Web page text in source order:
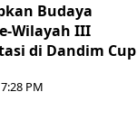
Budaya
Wilayah III
di Dandim Cup
PM